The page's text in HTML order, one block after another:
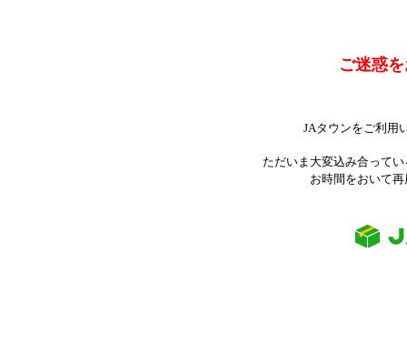
ご迷惑
JAタウンをご利用
ただいま大変込み合って
お時間をおいて